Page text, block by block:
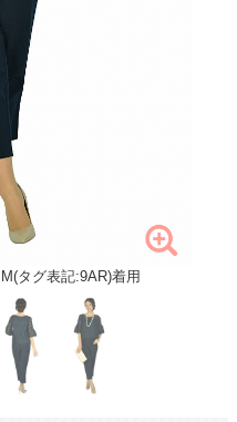
タグ表記:9AR)着用